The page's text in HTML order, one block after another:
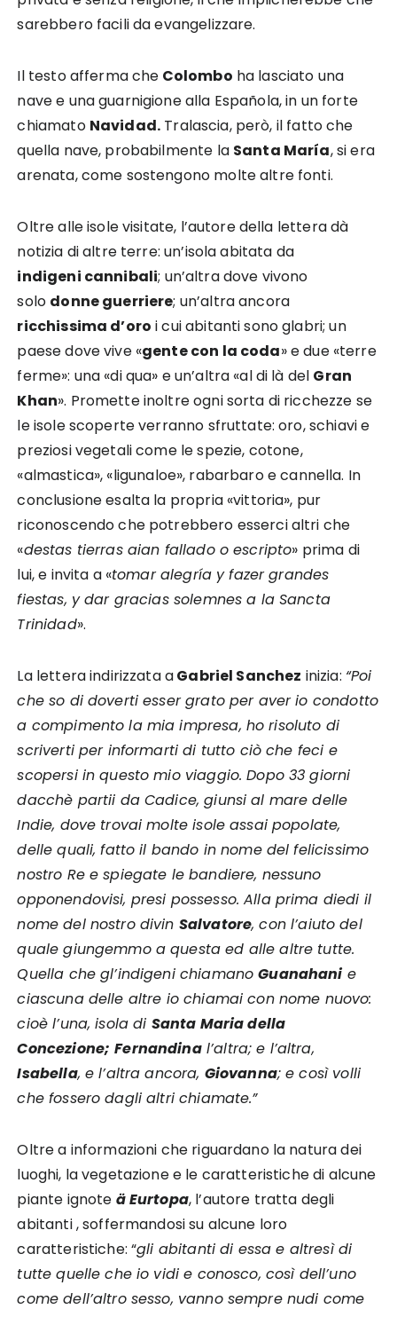
sarebbero facili daevangelizzare.
Il testo afferma che Colombo ha lasciato una
nave e una guarnigione alla Española, in un forte
chiamato Navidad. Tralascia, però, il fatto che
quella nave, probabilmente la Santa María, si era
arenata, come sostengono molte altre fonti.
Oltre alle isole visitate, l’autore della lettera dà
notizia di altre terre: un’isola abitata da
indigeni cannibali; un’altra dove vivono
solo donne guerriere; un’altra ancora
ricchissima d’oro i cui abitanti sono glabri; un
paese dove vive «gente con la coda» e due «terre
ferme»: una «di qua» e un’altra «al di là del Gran
Khan». Promette inoltre ogni sorta di ricchezze se
le isole scoperte verranno sfruttate: oro,schiavie
preziosi vegetali come lespezie, cotone,
«almastica», «ligunaloe», rabarbaroecannella. In
conclusione esalta la propria «vittoria», pur
riconoscendo che potrebbero esserci altri che
«destas tierras aian fallado o escripto» prima di
lui, e invita a «tomar alegría y fazer grandes
fiestas, y dar gracias solemnes a la Sancta
Trinidad».
La lettera indirizzata aGabriel Sanchez inizia: “Poi
che so di doverti esser grato per aver io condotto
a compimento la mia impresa, ho risoluto di
scriverti per informarti di tutto ciò che feci e
scopersi in questo mio viaggio. Dopo 33 giorni
dacchè partii da Cadice, giunsi al mare delle
Indie, dove trovai molte isole assai popolate,
delle quali, fatto il bando in nome del felicissimo
nostro Re e spiegate le bandiere, nessuno
opponendovisi, presi possesso. Alla prima diedi il
nome del nostro divin Salvatore, con l’aiuto del
quale giungemmo a questa ed alle altre tutte.
Quella che gl’indigeni chiamanoGuanahanie
ciascuna delle altre io chiamai con nome nuovo:
cioè l’una, isola di Santa Maria della
Concezione; Fernandinal’altra; e l’altra,
Isabella, e l’altra ancora, Giovanna; e così volli
che fossero dagli altri chiamate.”
Oltre a informazioni che riguardano la natura dei
luoghi, la vegetazione e le caratteristiche di alcune
piante ignote ä Eurtopa, l’autore tratta degli
abitanti , soffermandosi su alcune loro
caratteristiche: “gli abitanti di essa e altresì di
tutte quelle che io vidi e conosco, così dell’uno
come dell’altro sesso, vanno sempre nudi come